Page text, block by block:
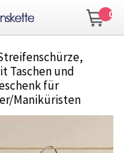
0
Taschen und
für
Maniküristen